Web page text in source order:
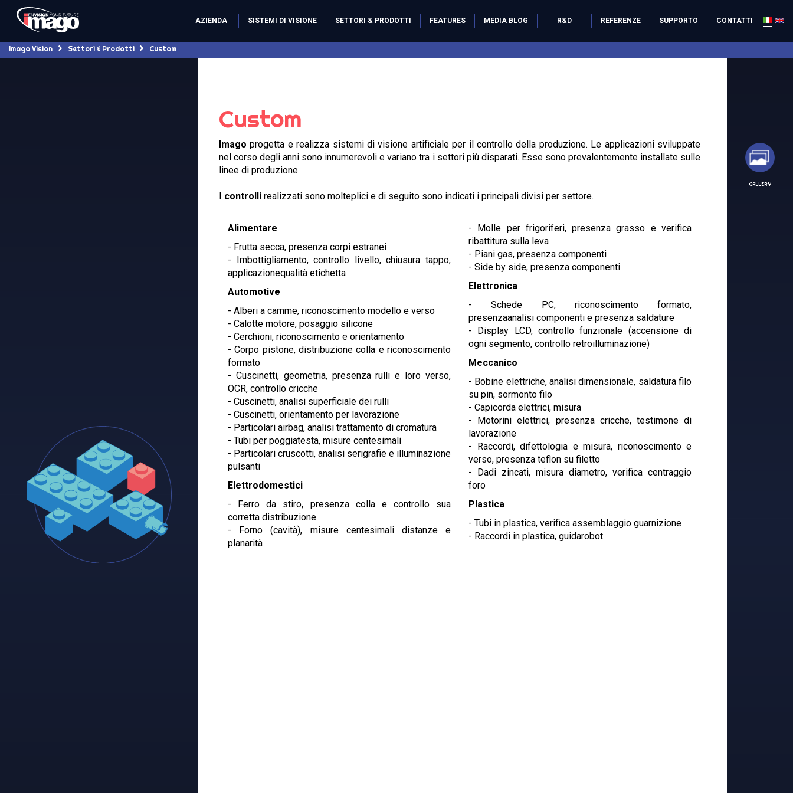
CONTATTI
SUPPORTO
REFERENZE
R&D
MEDIA BLOG
FEATURES
SETTORI & PRODOTTI
Settore Pressofusione
SISTEMI DI VISIONE
AZIENDA
Imago Vision Settori & Prodotti Custom
Custom
Imagoprogetta e realizza sistemi di visione artificiale per il controllo della produzione. Le applicazioni sviluppate
nel corso degli anni sono innumerevoli e variano tra i settori più disparati. Esse sono prevalentemente installate sulle
linee di produzione.
I controlli realizzati sono molteplici e di seguito sono indicati i principali divisi per settore.
Alimentare
- Frutta secca, presenza corpi estranei
- Imbottigliamento, controllo livello, chiusura tappo,
applicazionequalità etichetta
Automotive
- Alberi a camme, riconoscimento modello e verso
- Calotte motore, posaggio silicone
- Cerchioni, riconoscimento e orientamento
- Corpo pistone, distribuzione colla e riconoscimento
formato
- Cuscinetti, geometria, presenza rulli e loro verso,
OCR, controllo cricche
- Cuscinetti, analisi superficiale dei rulli
- Cuscinetti, orientamento per lavorazione
- Particolari airbag, analisi trattamento di cromatura
- Tubi per poggiatesta, misure centesimali
- Particolari cruscotti, analisi serigrafie e illuminazione
pulsanti
Elettrodomestici
- Ferro da stiro, presenza colla e controllo sua
corretta distribuzione
- Forno (cavità), misure centesimali distanze e
planarità
- Molle per frigoriferi, presenza grasso e verifica
ribattitura sulla leva
- Piani gas, presenza componenti
- Side by side, presenza componenti
Elettronica
- Schede PC, riconoscimento formato,
presenzaanalisi componenti e presenza saldature
- Display LCD, controllo funzionale (accensione di
ogni segmento, controllo retroilluminazione)
Meccanico
- Bobine elettriche, analisi dimensionale, saldatura filo
su pin, sormonto filo
- Capicorda elettrici, misura
- Motorini elettrici, presenza cricche, testimone di
lavorazione
- Raccordi, difettologia e misura, riconoscimento e
verso, presenza teflon su filetto
- Dadi zincati, misura diametro, verifica centraggio
foro
Plastica
- Tubi in plastica, verifica assemblaggio guarnizione
- Raccordi in plastica, guidarobot
GALLERY